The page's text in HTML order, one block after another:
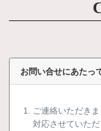
お問い合せにあたっ
ご連絡いただき
対応させていた